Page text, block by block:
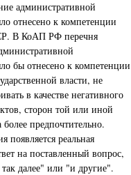
административной
отнесено к компетенции
В КоАП РФ перечня
бы отнесено к компетенции
власти, не
в качестве негативного
сторон той или иной
предпочтительно.
появляется реальная
на поставленный вопрос,
далее" или "и другие".